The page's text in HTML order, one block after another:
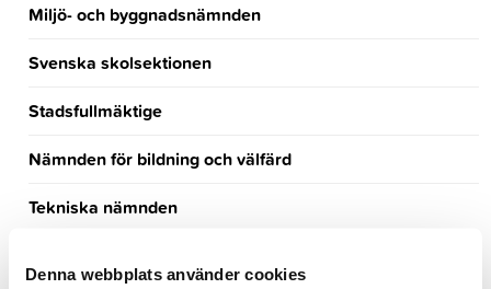
Denna webbplats använder cookies
Miljö- och byggnadsnämnden
Svenska skolsektionen
Stadsfullmäktige
Nämnden för bildning och välfärd
Tekniska nämnden